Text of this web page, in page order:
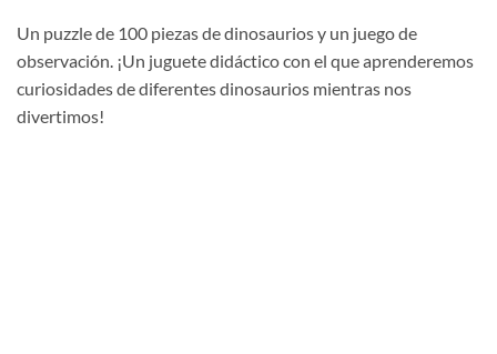
Un puzzle de 100 piezas de dinosaurios y un juego de
observación. ¡Un juguete didáctico con el que aprenderemos
curiosidades de diferentes dinosaurios mientras nos
divertimos!